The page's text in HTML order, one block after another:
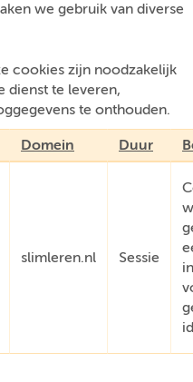
we gebruik van diverse
cookies zijn noodzakelijk
dienst te leveren,
te onthouden.
Domein Duur
slimleren.nl Sessie